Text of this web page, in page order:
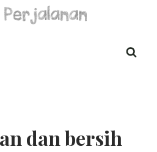
dan bersih